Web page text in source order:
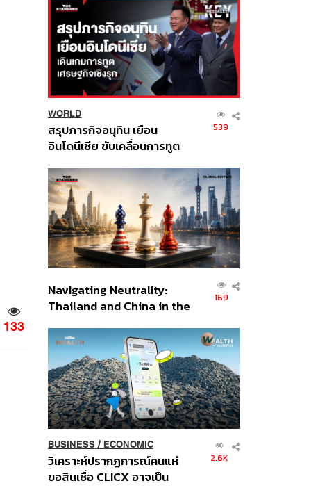
133
WORLD
สรุปภารกิจอนุทิน เยือน
อินโดนีเซีย ขับเคลื่อนการทูต
ส่วนยุทธศาสตร์ไทย –
อินโดนีเซีย
539
Navigating Neutrality:
Thailand and China in the
Order
169
BUSINESS/ ECONOMIC
วิเคราะห์ปรากฏการณ์คนแห่
ขอสินเชื่อ CLICX อาจเป็น
2.6K